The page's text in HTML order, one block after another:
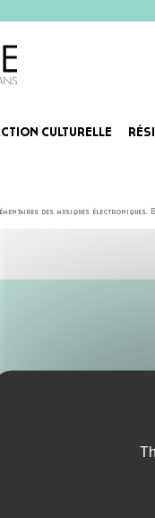
CULTURELLE
des musiques